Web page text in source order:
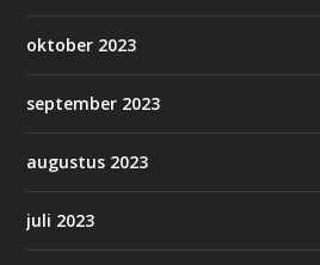
oktober 2023
september 2023
augustus 2023
juli 2023